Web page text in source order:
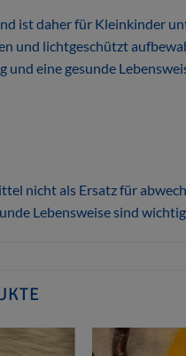
ist daher für Kleinkinder
und lichtgeschützt
und eine gesunde
nicht als Ersatz für
Lebensweise sind